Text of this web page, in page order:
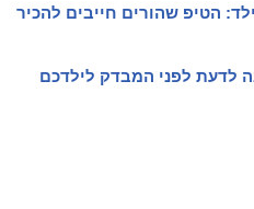
הטיפ שהורים חייבים להכיר